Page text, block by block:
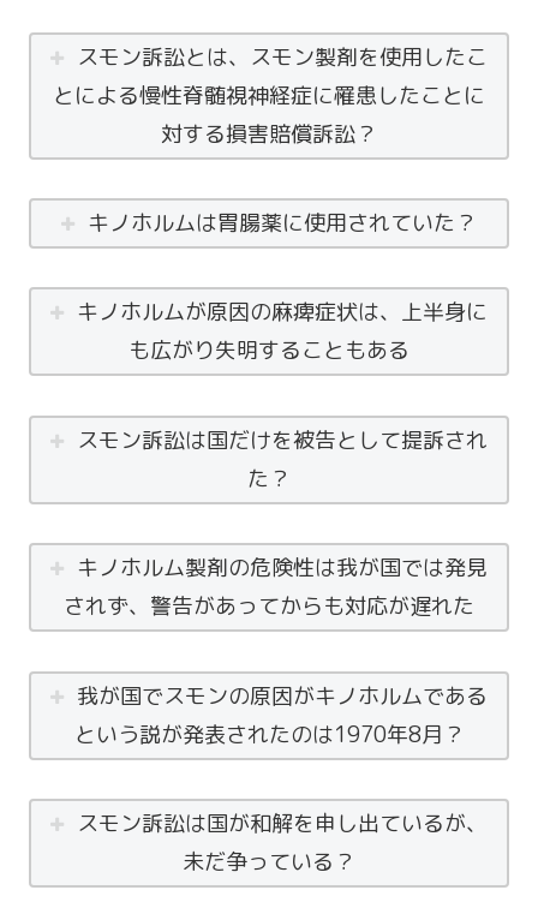
スモン訴訟とは、スモン製剤を使用したこ
とによる慢性脊髄視神経症に罹患したことに
対する損害賠償訴訟？
キノホルムは胃腸薬に使用されていた？
キノホルムが原因の麻痺症状は、上半身に
も広がり失明することもある
スモン訴訟は国だけを被告として提訴され
た？
キノホルム製剤の危険性は我が国では発見
されず、警告があってからも対応が遅れた
我が国でスモンの原因がキノホルムである
という説が発表されたのは1970年8月？
スモン訴訟は国が和解を申し出ているが、
未だ争っている？